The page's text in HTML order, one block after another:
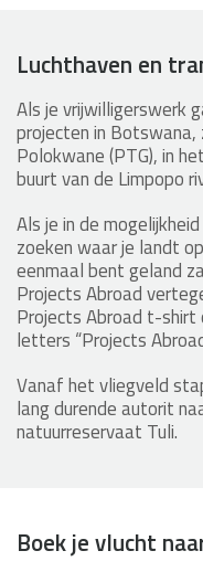
Luchthaven en
Als je vrijwilligerswerk
projecten in Botswana,
Polokwane (PTG), in
buurt van de Limpopo
Als je in de
zoeken waar je landt
eenmaal bent geland
Projects Abroad
Projects Abroad t-
letters “Projects
Vanaf het vliegveld
lang durende autorit
natuurreservaat Tuli.
Boek je vlucht